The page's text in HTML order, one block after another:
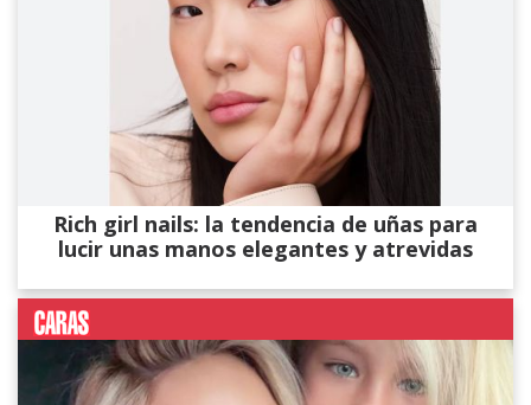
Rich girl nails: la tendencia de uñas para
lucir unas manos elegantes y atrevidas